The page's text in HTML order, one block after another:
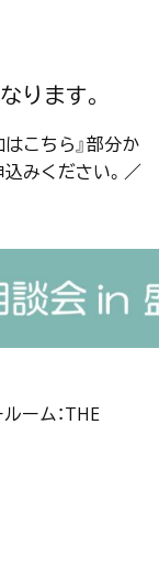
ります。
こちら』部分か
込みください。／
ーム：THE